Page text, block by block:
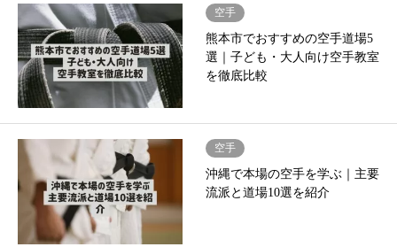
空手
熊本市でおすすめの空手道場5
選｜子ども・大人向け空手教室
を徹底比較
空手
沖縄で本場の空手を学ぶ｜主要
流派と道場10選を紹介